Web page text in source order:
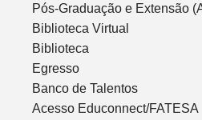
Pós-Graduação e Extensão
Biblioteca Virtual
Biblioteca
Egresso
Banco de Talentos
Acesso Educonnect/FATESA